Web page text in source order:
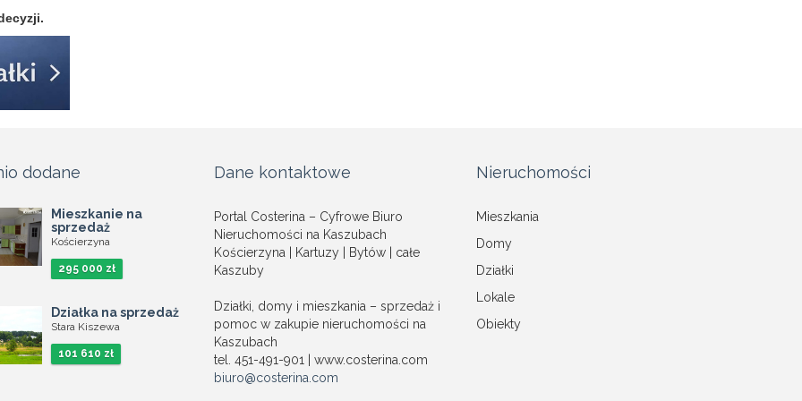
dodane
Mieszkanie na
sprzedaż
Kościerzyna
295 000 zł
Działka na sprzedaż
Stara Kiszewa
101 610 zł
Dane kontaktowe
Portal Costerina – Cyfrowe Biuro
Nieruchomości na Kaszubach
Kościerzyna | Kartuzy | Bytów | całe
Kaszuby
Działki, domy i mieszkania – sprzedaż i
pomoc w zakupie nieruchomości na
Kaszubach
tel. 451-491-901 | www.costerina.com
biuro@costerina.com
Nieruchomości
Mieszkania
Domy
Działki
Lokale
Obiekty